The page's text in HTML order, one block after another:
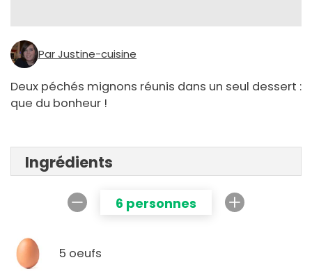
Par Justine-cuisine
Deux péchés mignons réunis dans un seul dessert :
que du bonheur !
Ingrédients
6 personnes
5 oeufs